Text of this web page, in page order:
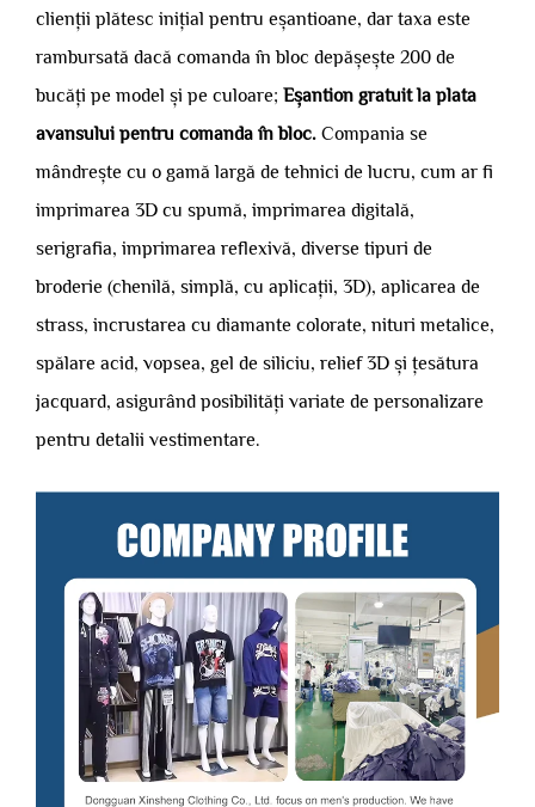
clienții plătesc inițial pentru eșantioane, dar taxa este
rambursată dacă comanda în bloc depășește 200 de
bucăți pe model și pe culoare; Eșantion gratuit la plata
avansului pentru comanda în bloc. Compania se
mândrește cu o gamă largă de tehnici de lucru, cum ar fi
imprimarea 3D cu spumă, imprimarea digitală,
serigrafia, imprimarea reflexivă, diverse tipuri de
broderie (chenilă, simplă, cu aplicații, 3D), aplicarea de
strass, incrustarea cu diamante colorate, nituri metalice,
spălare acid, vopsea, gel de siliciu, relief 3D și țesătura
jacquard, asigurând posibilități variate de personalizare
pentru detalii vestimentare.